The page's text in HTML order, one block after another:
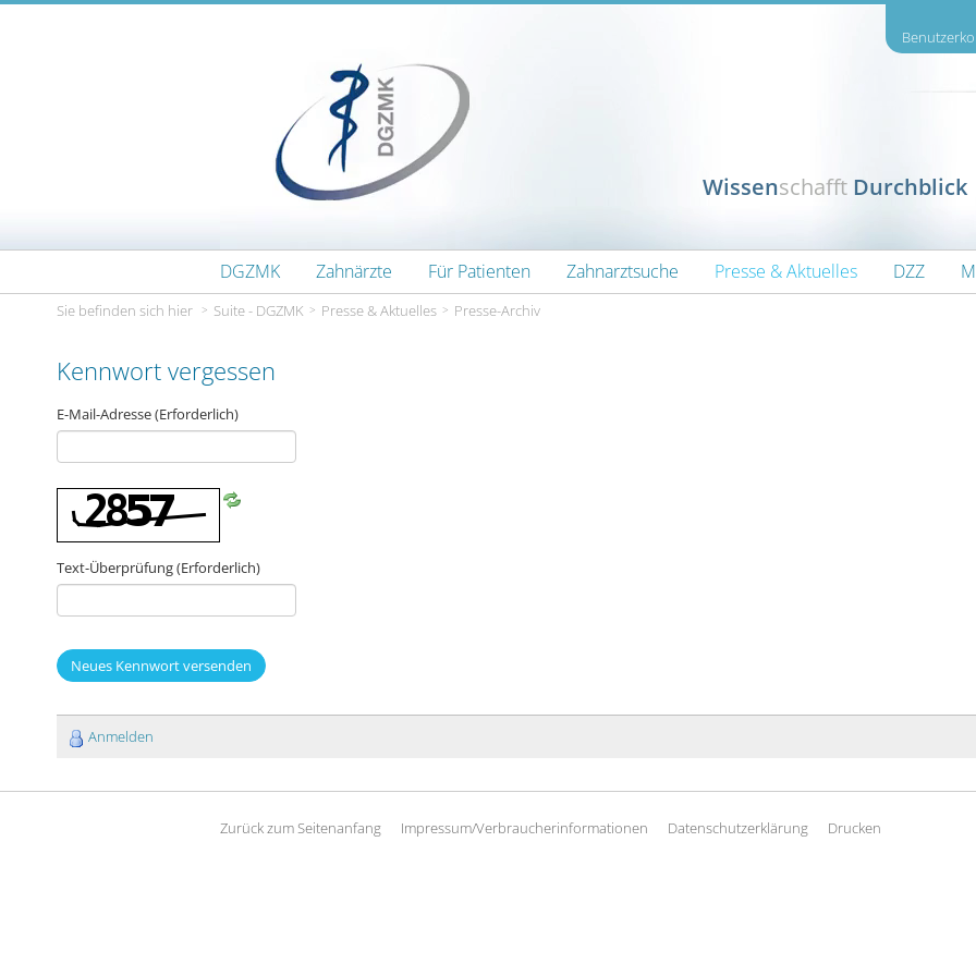
Zum Inhalt wechseln
Wissenschafft Durchblick
DGZMK Zahnärzte Für Patienten Zahnarztsuche Presse & Aktuelles DZZ
Sie befinden sich hier Suite - DGZMK Presse & Aktuelles Presse-Archiv
Kennwort vergessen
E-Mail-Adresse(Erforderlich)
Text-Überprüfung(Erforderlich)
Neues Kennwort versenden
Anmelden
Zurück zum Seitenanfang Impressum/Verbraucherinformationen Datenschutzerklärung Drucken